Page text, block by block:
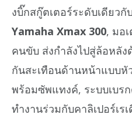
งบิ๊กสกู๊ตเตอร์ระดับเดียวกับ
Yamaha Xmax 300, มอ
คนขับ ส่งกำลังไปสู่ล้อหลัง
กันสะเทือนด้านหน้าแบบหั
พร้อมซัพแทงค์, ระบบเบร
ทำงานร่วมกับคาลิเปอร์เร